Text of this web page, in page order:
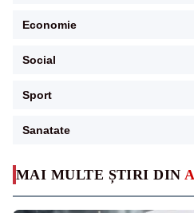
MAI MULTE ȘTIRI DIN
Economie
Social
Sport
Sanatate